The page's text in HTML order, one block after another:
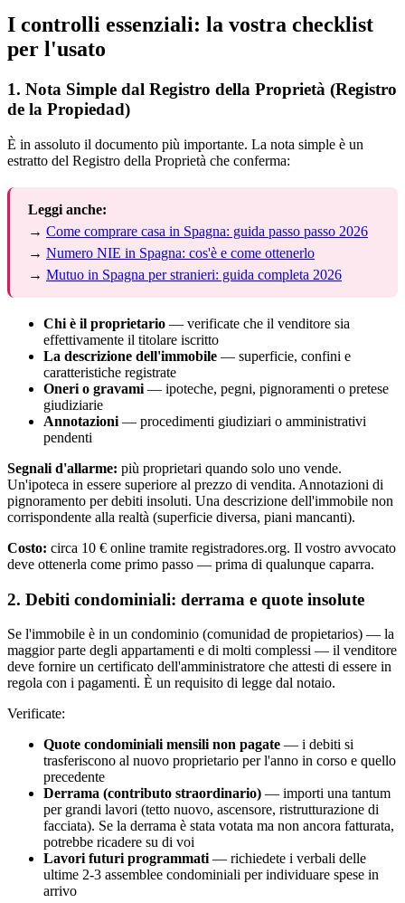
I controlli essenziali: la vostra checklist
per l'usato
1. Nota Simple dal Registro della Proprietà (Registro
de la Propiedad)
È in assoluto il documento più importante. La nota simple è un
estratto del Registro della Proprietà che conferma:
Leggi anche:
→ Come comprare casa in Spagna: guida passo passo 2026
→ Numero NIE in Spagna: cos'è e come ottenerlo
→ Mutuo in Spagna per stranieri: guida completa 2026
Chi è il proprietario — verificate che il venditore sia
effettivamente il titolare iscritto
La descrizione dell'immobile — superficie, confini e
caratteristiche registrate
Oneri o gravami — ipoteche, pegni, pignoramenti o pretese
giudiziarie
Annotazioni — procedimenti giudiziari o amministrativi
pendenti
Segnali d'allarme: più proprietari quando solo uno vende.
Un'ipoteca in essere superiore al prezzo di vendita. Annotazioni di
pignoramento per debiti insoluti. Una descrizione dell'immobile non
corrispondente alla realtà (superficie diversa, piani mancanti).
Costo: circa 10 € online tramite registradores.org. Il vostro avvocato
deve ottenerla come primo passo — prima di qualunque caparra.
2. Debiti condominiali: derrama e quote insolute
Se l'immobile è in un condominio (comunidad de propietarios) — la
maggior parte degli appartamenti e di molti complessi — il venditore
deve fornire un certificato dell'amministratore che attesti di essere in
regola con i pagamenti. È un requisito di legge dal notaio.
Verificate:
Quote condominiali mensili non pagate — i debiti si
trasferiscono al nuovo proprietario per l'anno in corso e quello
precedente
Derrama (contributo straordinario) — importi una tantum
per grandi lavori (tetto nuovo, ascensore, ristrutturazione di
facciata). Se la derrama è stata votata ma non ancora fatturata,
potrebbe ricadere su di voi
Lavori futuri programmati — richiedete i verbali delle
ultime 2-3 assemblee condominiali per individuare spese in
arrivo